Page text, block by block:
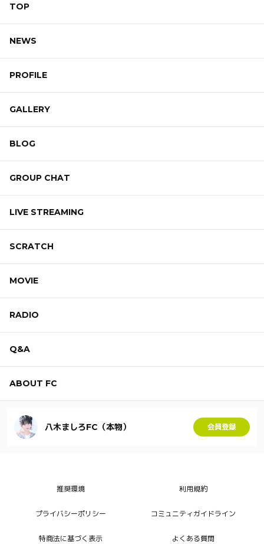
TOP
NEWS
PROFILE
GALLERY
BLOG
GROUP CHAT
LIVE STREAMING
SCRATCH
MOVIE
RADIO
Q&A
ABOUT FC
八木ましろFC（本物） 会員登録
推奨環境 利用規約
プライバシーポリシー コミュニティガイドライン
特商法に基づく表示 よくある質問